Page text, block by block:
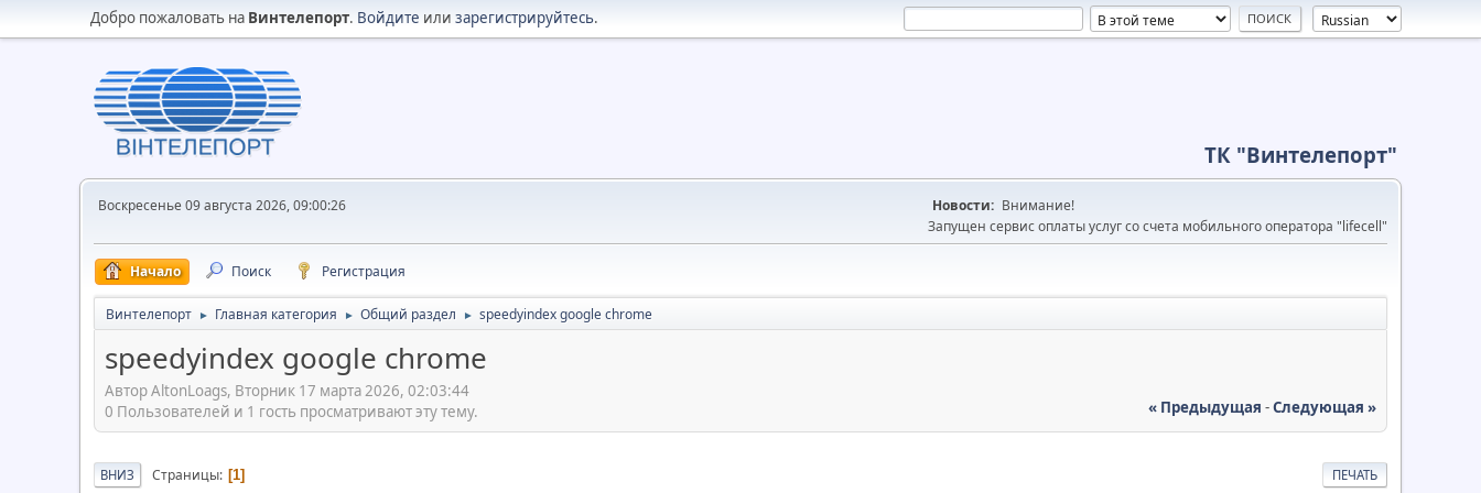
Добро пожаловать на Винтелепорт. Войдите или зарегистрируйтесь.
ТК "Винтелепорт"
Воскресенье 09 августа 2026, 09:00:26 Новости: Внимание!
Запущен сервис оплаты услуг со счета мобильного оператора "lifecell"
Начало Поиск Регистрация
Винтелепорт ► Главная категория ► Общий раздел ► speedyindex google chrome
speedyindex google chrome
Автор AltonLoags, Вторник 17 марта 2026, 02:03:44
« Предыдущая -Следующая »
0 Пользователей и 1 гость просматривают эту тему.
ПЕЧАТЬ
ВНИЗ Страницы 1